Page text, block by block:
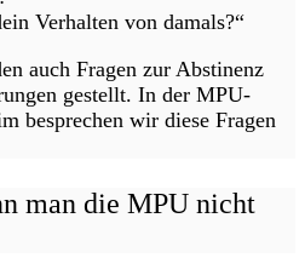
Verhalten von damals?“
auch Fragen zur Abstinenz
gestellt. In der MPU-
besprechen wir diese Fragen
man die MPU nicht